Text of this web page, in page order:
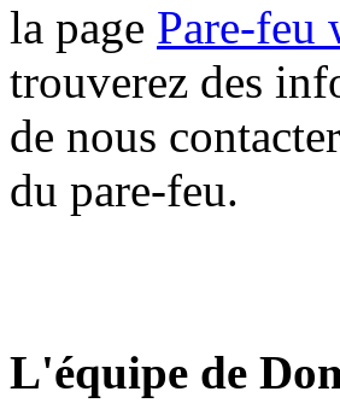
la page Pare-feu
trouverez des
de nous
du pare-feu.
L'équipe de